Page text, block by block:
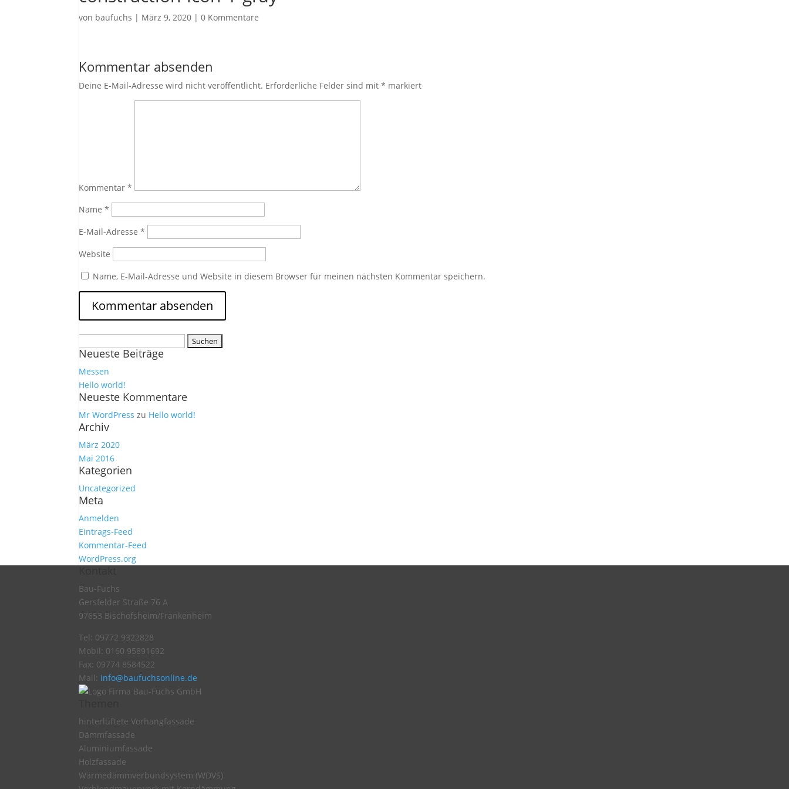
von baufuchs | März 9, 2020 |0 Kommentare
Kommentar absenden
Deine E-Mail-Adresse wird nicht veröffentlicht. Erforderliche Felder sind mit* markiert
Kommentar*
Name*
E-Mail-Adresse*
Website
Name, E-Mail-Adresse und Website in diesem Browser für meinen nächsten Kommentar speichern.
nach:
Neueste Beiträge
Messen
Hello world!
Neueste Kommentare
Mr WordPress zu Hello world!
Archiv
März 2020
Mai 2016
Kategorien
Uncategorized
Meta
Anmelden
Eintrags-Feed
Kommentar-Feed
WordPress.org
Bau-Fuchs
Gersfelder Straße 76 A
97653 Bischofsheim/Frankenheim
Tel: 09772 9322828
Mobil: 0160 95891692
Fax: 09774 8584522
Mail: info@baufuchsonline.de
hinterlüftete Vorhangfassade
Dämmfassade
Aluminiumfassade
Holzfassade
Wärmedämmverbundsystem (WDVS)